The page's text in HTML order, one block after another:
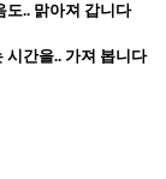
도.. 맑아져 갑니다
시간을.. 가져 봅니다